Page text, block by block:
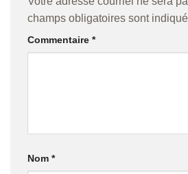
champs obligatoires sont
Commentaire *
Nom *